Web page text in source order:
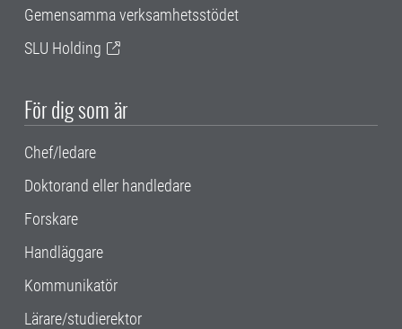
Gemensamma verksamhetsstödet
SLU Holding
För dig som är
Chef/ledare
Doktorand eller handledare
Forskare
Handläggare
Kommunikatör
Lärare/studierektor